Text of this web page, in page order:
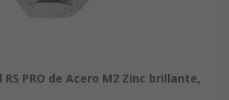
PRO de Acero M2 Zinc brillante,